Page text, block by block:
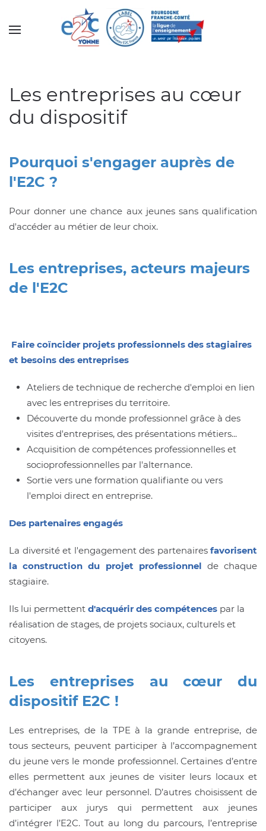
Accéder au contenu principal
Les entreprises au cœur
du dispositif
Pourquoi s'engager auprès de
l'E2C ?
Pour donner une chance aux jeunes sans qualification
d'accéder au métier de leur choix.
Les entreprises, acteurs majeurs
de l'E2C
Faire coïncider projets professionnels des stagiaires
et besoins des entreprises
Ateliers de technique de recherche d'emploi en lien
avec les entreprises du territoire.
Découverte du monde professionnel grâce à des
visites d'entreprises, des présentations métiers...
Acquisition de compétences professionnelles et
socioprofessionnelles par l'alternance.
Sortie vers une formation qualifiante ou vers
l'emploi direct en entreprise.
Des partenaires engagés
La diversité et l'engagement des partenaires favorisent
la construction du projet professionnel de chaque
stagiaire.
Ils lui permettent d'acquérir des compétences par la
réalisation de stages, de projets sociaux, culturels et
citoyens.
Les entreprises au cœur du
dispositif E2C !
Les entreprises, de la TPE à la grande entreprise, de
tous secteurs, peuvent participer à l’accompagnement
du jeune vers le monde professionnel. Certaines d’entre
elles permettent aux jeunes de visiter leurs locaux et
d’échanger avec leur personnel. D’autres choisissent de
participer aux jurys qui permettent aux jeunes
d’intégrer l’E2C. Tout au long du parcours, l’entreprise